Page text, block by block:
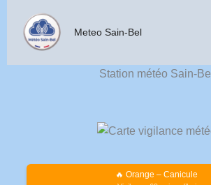
Meteo Sain-Bel
Station météo Sain-Bel